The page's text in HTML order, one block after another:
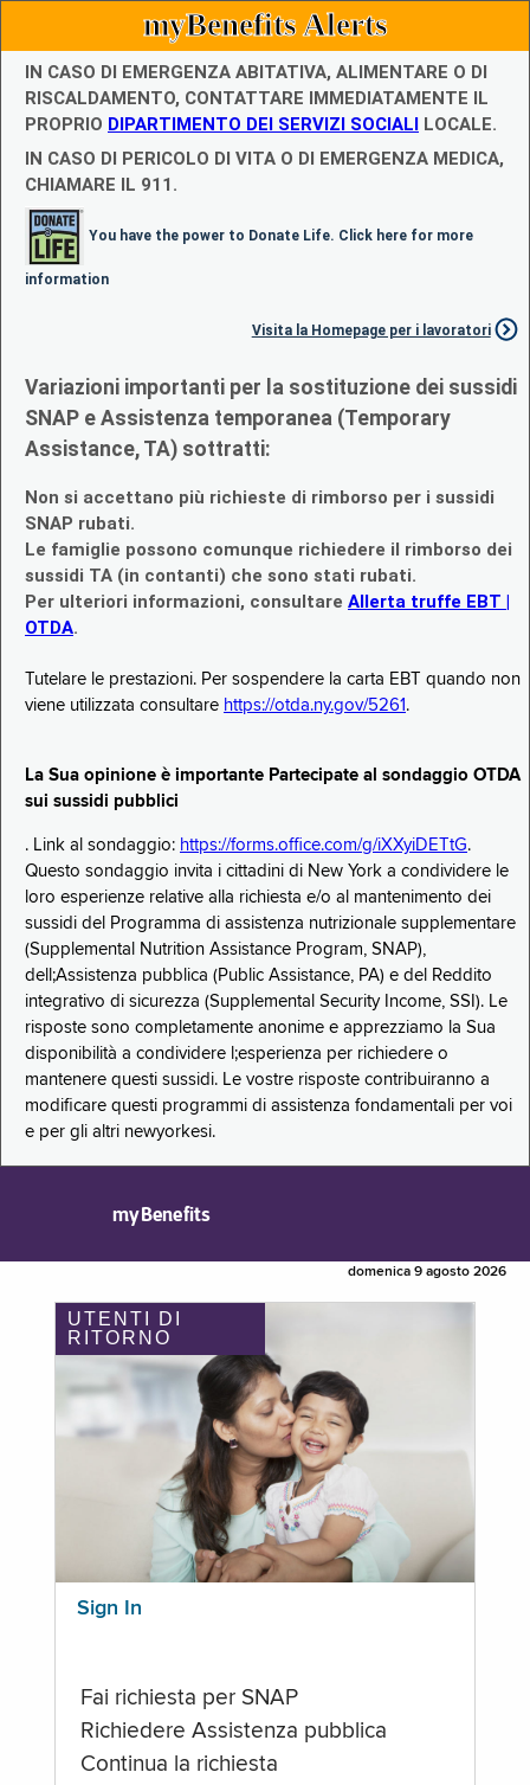
myBenefits Alerts
IN CASO DI EMERGENZA ABITATIVA, ALIMENTARE O DI
RISCALDAMENTO, CONTATTARE IMMEDIATAMENTE IL
PROPRIO DIPARTIMENTO DEI SERVIZI SOCIALI LOCALE.
IN CASO DI PERICOLO DI VITA O DI EMERGENZA MEDICA,
CHIAMARE IL 911.
You have the power to Donate Life. Click here for more
information
Visita la Homepage per i lavoratori
Variazioni importanti per la sostituzione dei sussidi
SNAP e Assistenza temporanea (Temporary
Assistance, TA) sottratti:
Non si accettano più richieste di rimborso per i sussidi
SNAP rubati.
Le famiglie possono comunque richiedere il rimborso dei
sussidi TA (in contanti) che sono stati rubati.
Per ulteriori informazioni, consultare Allerta truffe EBT |
OTDA.
Tutelare le prestazioni. Per sospendere la carta EBT quando non
viene utilizzata consultare https://otda.ny.gov/5261 .
La Sua opinione è importante Partecipate al sondaggio OTDA
sui sussidi pubblici
. Link al sondaggio: https://forms.office.com/g/iXXyiDETtG.
Questo sondaggio invita i cittadini di New York a condividere le
loro esperienze relative alla richiesta e/o al mantenimento dei
sussidi del Programma di assistenza nutrizionale supplementare
(Supplemental Nutrition Assistance Program, SNAP),
dell;Assistenza pubblica (Public Assistance, PA) e del Reddito
integrativo di sicurezza (Supplemental Security Income, SSI). Le
risposte sono completamente anonime e apprezziamo la Sua
disponibilità a condividere l;esperienza per richiedere o
mantenere questi sussidi. Le vostre risposte contribuiranno a
modificare questi programmi di assistenza fondamentali per voi
e per gli altri newyorkesi.
myBenefits
domenica 9 agosto 2026
UTENTI DI
RITORNO
Sign In
Fai richiesta per SNAP
Richiedere Assistenza pubblica
Continua la richiesta